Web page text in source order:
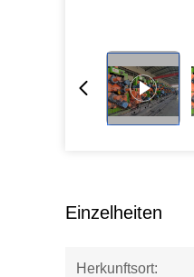
Einzelheiten
Herkunftsort: